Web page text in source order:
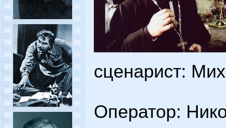
сценарист:
Оператор: